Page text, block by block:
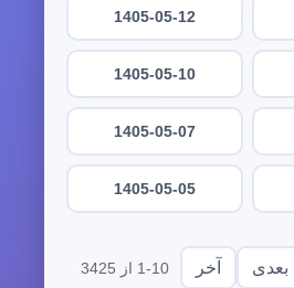
1405-05-12
1405-05-10
1405-05-07
1405-05-05
بعدی آخر 1-10 از 3425